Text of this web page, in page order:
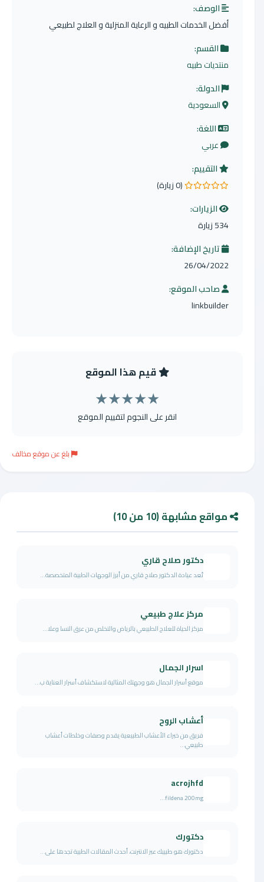
الوصف:
أفضل الخدمات الطبيه و الرعاية المنزلية و العلاج لطبيعي
القسم:
منتديات طبيه
الدولة:
السعودية
اللغة:
عربي
التقييم:
0.0 من 5 نجوم
(0 زيارة)
الزيارات:
534 زيارة
تاريخ الإضافة:
26/04/2022
صاحب الموقع:
linkbuilder
قيم هذا الموقع
★
★
★
★
★
انقر على النجوم لتقييم الموقع
بلغ عن موقع مخالف
مواقع مشابهة (10 من 10)
دكتور صلاح قاري
تُعد عيادة الدكتور صلاح قاري من أبرز الوجهات الطبية المتخصصة...
مركز علاج طبيعي
مركز الحياة للعلاج الطبيعي بالرياض والتخلص من عرق النسا وعلا...
اسرار الجمال
موقع أسرار الجمال هو وجهتك المثالية لاستكشاف أسرار العناية ب...
أعشاب الروح
فريق من خبراء الأعشاب الطبيعية يقدم وصفات وخلطات أعشاب
طبيعي...
acrojhfd
fildena 200mg...
دكتورك
دكتورك هو طبيبك عبر الانترنت، أحدث المقالات الطبية تجدها على...